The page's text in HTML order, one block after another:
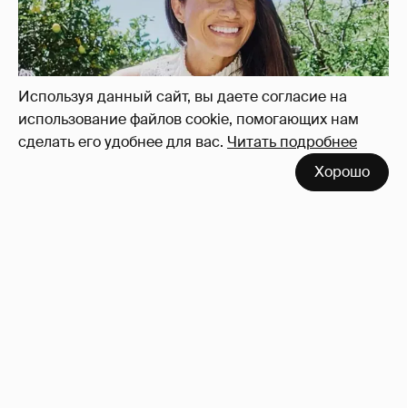
Используя данный сайт, вы даете согласие на
использование файлов cookie, помогающих нам
сделать его удобнее для вас. Читать подробнее
Хорошо
хвасталась встречей с королём Карлом III
10